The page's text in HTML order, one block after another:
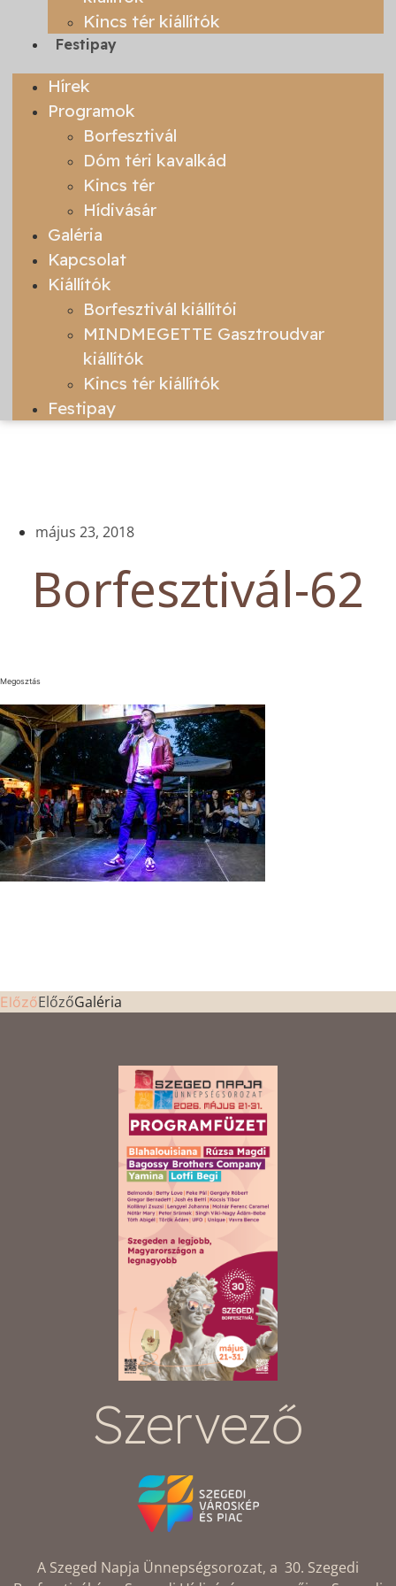
Kincs tér kiállítók
Festipay
Hírek
Programok
Borfesztivál
Dóm téri kavalkád
Kincs tér
Hídivásár
Galéria
Kapcsolat
Kiállítók
Borfesztivál kiállítói
MINDMEGETTE Gasztroudvar
kiállítók
Kincs tér kiállítók
Festipay
május 23, 2018
Borfesztivál-62
Megosztás
ElőzőElőzőGaléria
Szervező
A Szeged Napja Ünnepségsorozat, a 30. Szegedi